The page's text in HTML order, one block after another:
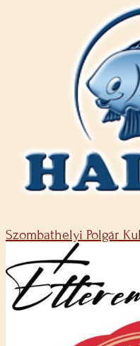
Szombathelyi Polgár